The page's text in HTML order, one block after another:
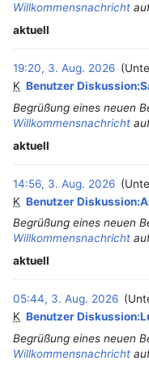
Willkommensnachricht
aktuell
19:20, 3. Aug. 2026
K Benutzer
Begrüßung eines neuen
Willkommensnachricht
aktuell
14:56, 3. Aug. 2026
K Benutzer
Begrüßung eines neuen
Willkommensnachricht
aktuell
05:44, 3. Aug. 2026
K Benutzer
Begrüßung eines neuen
Willkommensnachricht